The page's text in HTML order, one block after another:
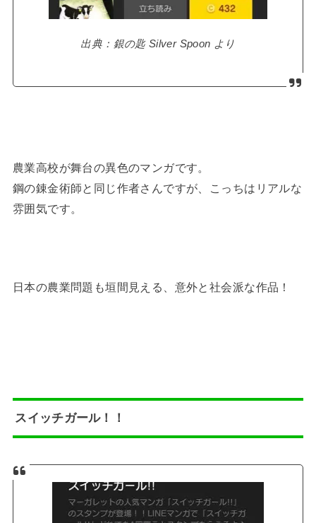
出典：銀の匙 Silver Spoon より
農業高校が舞台の異色のマンガです。
鋼の錬金術師と同じ作者さんですが、こっちはリアルな
雰囲気です。
日本の農業問題も垣間見える、意外と社会派な作品！
スイッチガール！！